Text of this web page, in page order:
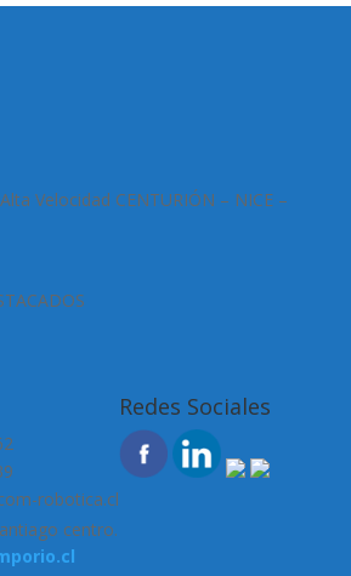
Velocidad CENTURIÓN – NICE –
robotica.cl
centro.
Redes Sociales